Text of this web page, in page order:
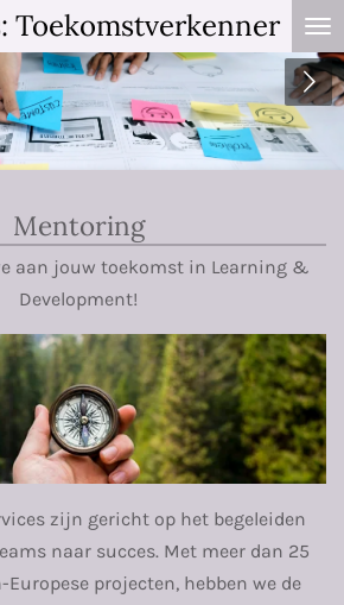
Toekomstverkenner
Mentoring
aan jouw toekomst in Learning &
Development!
zijn gericht op het begeleiden
naar succes. Met meer dan 25
projecten, hebben we de